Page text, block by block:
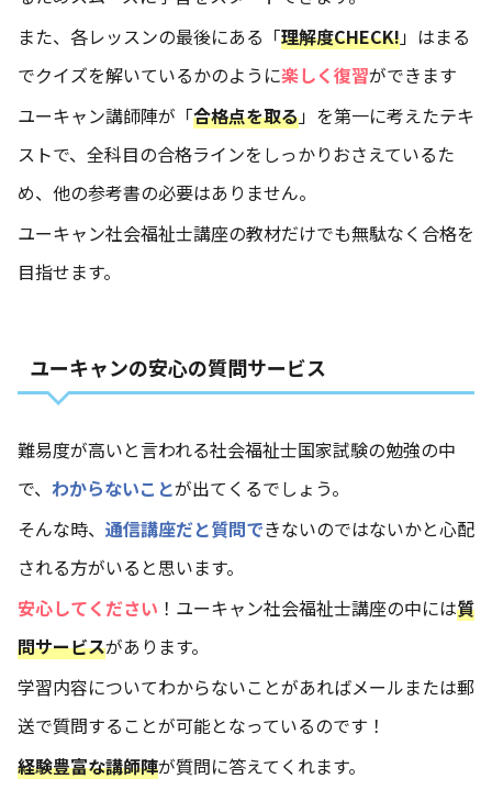
また、各レッスンの最後にある「理解度CHECK!」はまる
でクイズを解いているかのように楽しく復習ができます
ユーキャン講師陣が「合格点を取る」を第一に考えたテキ
ストで、全科目の合格ラインをしっかりおさえているた
め、他の参考書の必要はありません。
ユーキャン社会福祉士講座の教材だけでも無駄なく合格を
目指せます。
ユーキャンの安心の質問サービス
難易度が高いと言われる社会福祉士国家試験の勉強の中
で、 わからないことが出てくるでしょう。
そんな時、 通信講座だと質問できないのではないかと心配
される方がいると思います。
安心してください ！ユーキャン社会福祉士講座の中には質
問サービスがあります。
学習内容についてわからないことがあればメールまたは郵
送で質問することが可能となっているのです！
経験豊富な講師陣が質問に答えてくれます。